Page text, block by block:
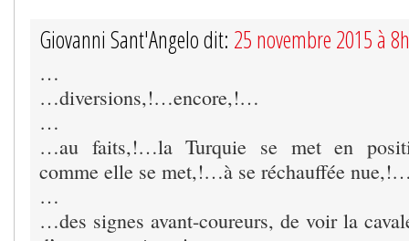
Giovanni Sant'Angelo dit: 25 novembre 2015 à
…
…diversions,!…encore,!…
…
…au faits,!…la Turquie se met en
comme elle se met,!…à se réchauffée
…
…des signes avant-coureurs, de voir la